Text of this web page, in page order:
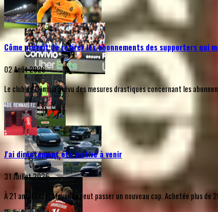
Côme prévoit de retirer les abonnements des supporters qui
02 Août 2026
Le club de Côme a prévu des mesures drastiques concernant les
J'ai directement été motivé à venir
31 Juillet 2026
À 21 ans, Eliezer Mayenda veut passer un nouveau cap. Achetée plus